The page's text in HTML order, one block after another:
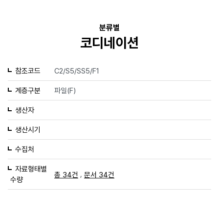
분류별
코디네이션
참조코드 C2/S5/SS5/F1
계층구분 파일(F)
생산자
생산시기
수집처
자료형태별
수량
총 34건 , 문서 34건